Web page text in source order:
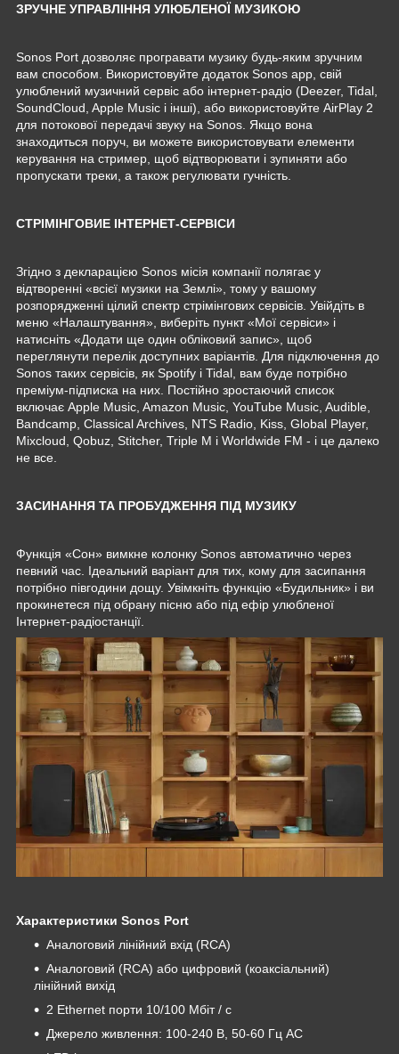
ЗРУЧНЕ УПРАВЛІННЯ УЛЮБЛЕНОЇ МУЗИКОЮ
Sonos Port дозволяє програвати музику будь-яким зручним
вам способом. Використовуйте додаток Sonos app, свій
улюблений музичний сервіс або інтернет-радіо (Deezer, Tidal,
SoundCloud, Apple Music і інші), або використовуйте AirPlay 2
для потокової передачі звуку на Sonos. Якщо вона
знаходиться поруч, ви можете використовувати елементи
керування на стример, щоб відтворювати і зупиняти або
пропускати треки, а також регулювати гучність.
СТРІМІНГОВИЕ ІНТЕРНЕТ-СЕРВІСИ
Згідно з декларацією Sonos місія компанії полягає у
відтворенні «всієї музики на Землі», тому у вашому
розпорядженні цілий спектр стрімінгових сервісів. Увійдіть в
меню «Налаштування», виберіть пункт «Мої сервіси» і
натисніть «Додати ще один обліковий запис», щоб
переглянути перелік доступних варіантів. Для підключення до
Sonos таких сервісів, як Spotify і Tidal, вам буде потрібно
преміум-підписка на них. Постійно зростаючий список
включає Apple Music, Amazon Music, YouTube Music, Audible,
Bandcamp, Classical Archives, NTS Radio, Kiss, Global Player,
Mixcloud, Qobuz, Stitcher, Triple M і Worldwide FM - і це далеко
не все.
ЗАСИНАННЯ ТА ПРОБУДЖЕННЯ ПІД МУЗИКУ
Функція «Сон» вимкне колонку Sonos автоматично через
певний час. Ідеальний варіант для тих, кому для засипання
потрібно півгодини дощу. Увімкніть функцію «Будильник» і ви
прокинетеся під обрану пісню або під ефір улюбленої
Інтернет-радіостанції.
Характеристики Sonos Port
Аналоговий лінійний вхід (RCA)
Аналоговий (RCA) або цифровий (коаксіальний)
лінійний вихід
2 Ethernet порти 10/100 Мбіт / с
Джерело живлення: 100-240 В, 50-60 Гц АС